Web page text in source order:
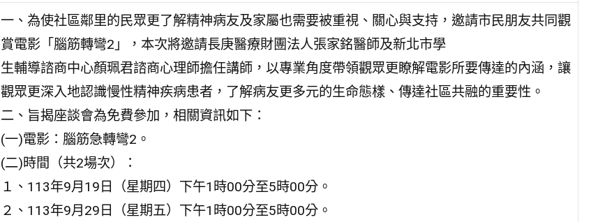
一、為使社區鄰里的民眾更了解精神病友及家屬也需要被重視、關心與支持，邀請市民朋友共同觀
賞電影「腦筋轉彎2」，本次將邀請長庚醫療財團法人張家銘醫師及新北市學
生輔導諮商中心顏珮君諮商心理師擔任講師，以專業角度帶領觀眾更瞭解電影所要傳達的內涵，讓
觀眾更深入地認識慢性精神疾病患者，了解病友更多元的生命態樣、傳達社區共融的重要性。
二、旨揭座談會為免費參加，相關資訊如下：
(一)電影：腦筋急轉彎2。
(二)時間（共2場次）：
１、113年9月19日（星期四）下午1時00分至5時00分。
２、113年9月29日（星期五）下午1時00分至5時00分。